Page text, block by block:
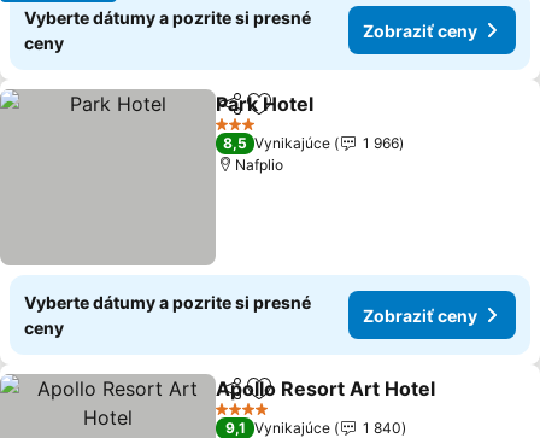
Vyberte dátumy a pozrite si presné
ceny
Zobraziť ceny
ZdieľaťPridať do obľúbených
Park Hotel
3 Počet hviezdičiek
8,5 Vynikajúce
1 966
Nafplio
Vyberte dátumy a pozrite si presné
ceny
Zobraziť ceny
ZdieľaťPridať do obľúbených
Apollo Resort Art Hotel
4 Počet hviezdičiek
9,1 Vynikajúce
1 840